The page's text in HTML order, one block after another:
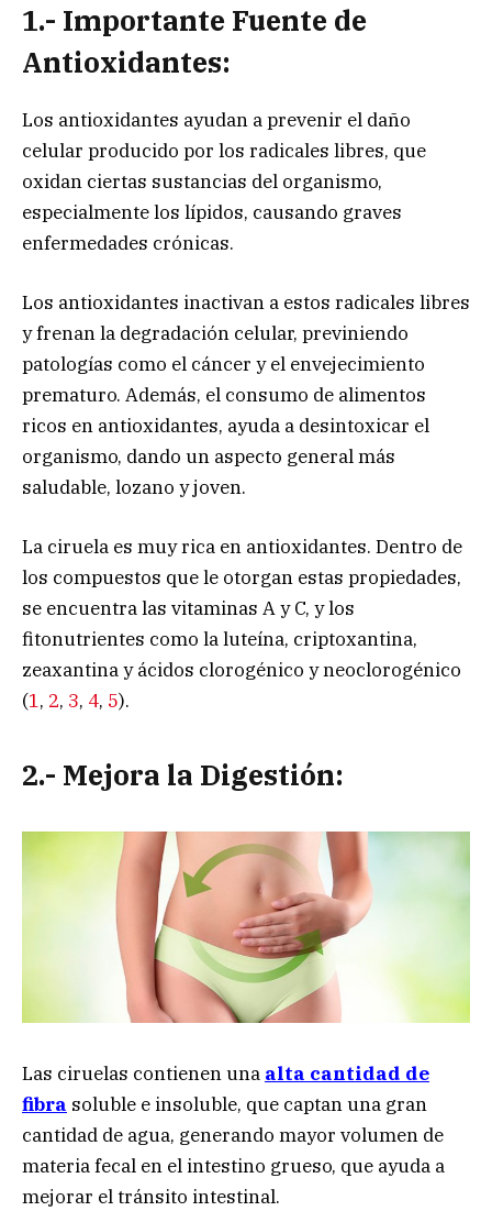
1.- Importante Fuente de
Antioxidantes:
Los antioxidantes ayudan a prevenir el daño
celular producido por los radicales libres, que
oxidan ciertas sustancias del organismo,
especialmente los lípidos, causando graves
enfermedades crónicas.
Los antioxidantes inactivan a estos radicales libres
y frenan la degradación celular, previniendo
patologías como el cáncer y el envejecimiento
prematuro. Además, el consumo de alimentos
ricos en antioxidantes, ayuda a desintoxicar el
organismo, dando un aspecto general más
saludable, lozano y joven.
La ciruela es muy rica en antioxidantes. Dentro de
los compuestos que le otorgan estas propiedades,
se encuentra las vitaminas A y C, y los
fitonutrientes como la luteína, criptoxantina,
zeaxantina y ácidos clorogénico y neoclorogénico
(1, 2, 3, 4, 5).
2.- Mejora la Digestión:
Las ciruelas contienen una alta cantidad de
fibra soluble e insoluble, que captan una gran
cantidad de agua, generando mayor volumen de
materia fecal en el intestino grueso, que ayuda a
mejorar el tránsito intestinal.